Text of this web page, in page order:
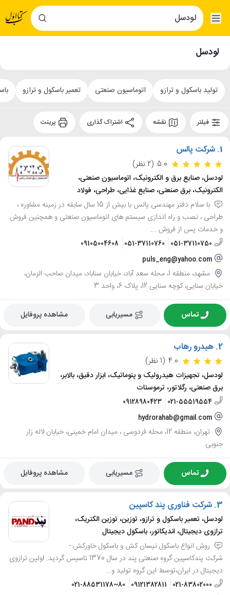
لودسل
تولید باسکول و ترازو اتوماسیون صنعتی تعمیر باسکول و ترازو
فیلتر نقشه
1. شرکت پالس
5.0 (2 نظر)
لودسل، صنایع برق و الکترونیک، اتوماسیون صنعتی،
الکترونیک، برق صنعتی، صنایع غذایی، طراحی، فولاد
با سلام دفتر مهندسی پالس با بیش از 15 سال سابقه در زمینه مشاوره ،
طراحی ، نصب و راه اندازی سیستم های اتوماسیون صنعتی و همچنین فروش
و خدمات پس از فروش ...
051-37110750
051-37110760
09105004608
puls_eng@yahoo.com
مشهد، منطقه 1، محله سعد آباد، خیابان سناباد، میدان صاحب الزمان،
خیابان سنایی، کوچه سنایی 12، پلاک 6، واحد 3
تماس مسیریابی مشاهده پروفایل
2. هیدرو رهاب
4.0 (1 نظر)
لودسل، تجهیزات هیدرولیک و پنوماتیک، ابزار دقیق، بالابر،
برق صنعتی، رگلاتور، ترموستات
021-55519554
09128980423
hydrorahab@gmail.com
تهران، منطقه 12، محله فردوسی ، میدان امام خمینی، خیابان لاله زار
جنوبی
تماس مسیریابی مشاهده پروفایل
3. شرکت فناوری پند کاسپین
لودسل، تعمیر باسکول و ترازو، توزین، توزین الکتریک،
ترازوی دیجیتال، اندیکاتور، باسکول دیجیتال
روش انواع باسکول نیسان کش و باسکول خاورکش -
شرکت پندکاسپین گروه صنعتی پند در سال 1370 تاسیس گردید. اولین ترازوی
دیجیتال در ایران،توسط این گروه تولید و...
021-83802000
09121382811
021-88531178~80